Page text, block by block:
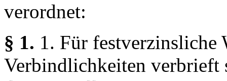
verordnet:
§ 1. 1. Für festverzinsliche
Verbindlichkeiten verbrieft